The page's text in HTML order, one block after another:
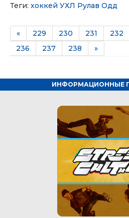
Теги: хоккей УХЛ Рулав Одд
« 229 230 231 232
236
237 238 »
ИНФОРМАЦИОННЫЕ